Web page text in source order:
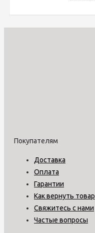
Покупателям
Доставка
Оплата
Гарантии
Как вернуть товар
Свяжитесь с нами
Частые вопросы